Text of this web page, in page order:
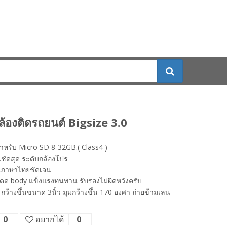
องติดรถยนต์ Bigsize 3.0
หรับ Micro SD 8-32GB.( Class4 )
ดสุด ระดับกล้องโปร
าษาไทยชัดเจน
ด body แข็งแรงทนทาน รับรองไม่ผิดหวังครับ
กว้างขึ้นขนาด 3นิ้ว มุมกว้างขึ้น 170 องศา ถ่ายข้ามเลน
0 อยากได้ 0